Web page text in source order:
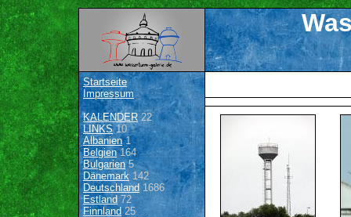
Startseite
Impressum
KALENDER22
LINKS10
Albanien1
Belgien164
Bulgarien 5
Dänemark142
Deutschland 1686
Estland 72
Finnland 25